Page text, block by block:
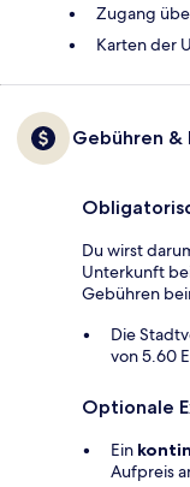
Zugang
Karten der
Gebühren &
Du wirst
Unterkunft
Gebühren
Die
von 5.60
Optionale
Ein
Aufpreis